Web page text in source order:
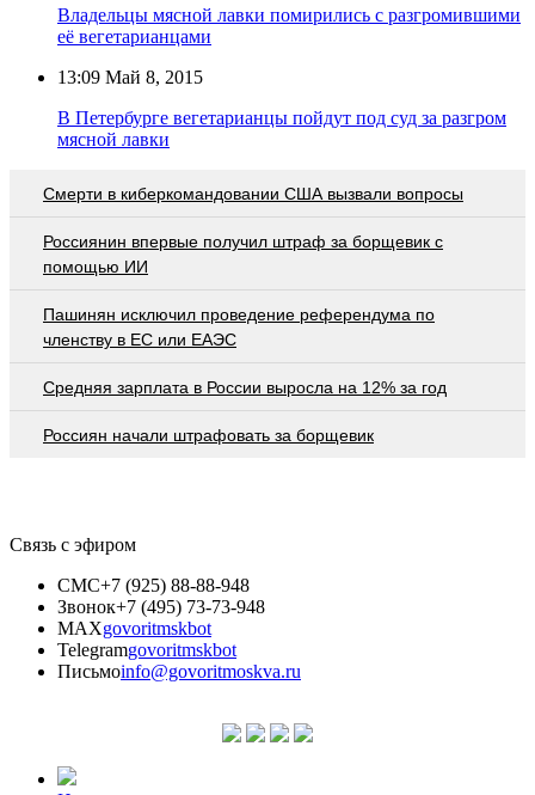
Владельцы мясной лавки помирились с разгромившими
её вегетарианцами
13:09 Май 8, 2015
В Петербурге вегетарианцы пойдут под суд за разгром
мясной лавки
Смерти в киберкомандовании США вызвали вопросы
Россиянин впервые получил штраф за борщевик с
помощью ИИ
Пашинян исключил проведение референдума по
членству в ЕС или ЕАЭС
Средняя зарплата в России выросла на 12% за год
Россиян начали штрафовать за борщевик
Связь с эфиром
СМС+7 (925) 88-88-948
Звонок+7 (495) 73-73-948
MAXgovoritmskbot
Telegramgovoritmskbot
Письмоinfo@govoritmoskva.ru